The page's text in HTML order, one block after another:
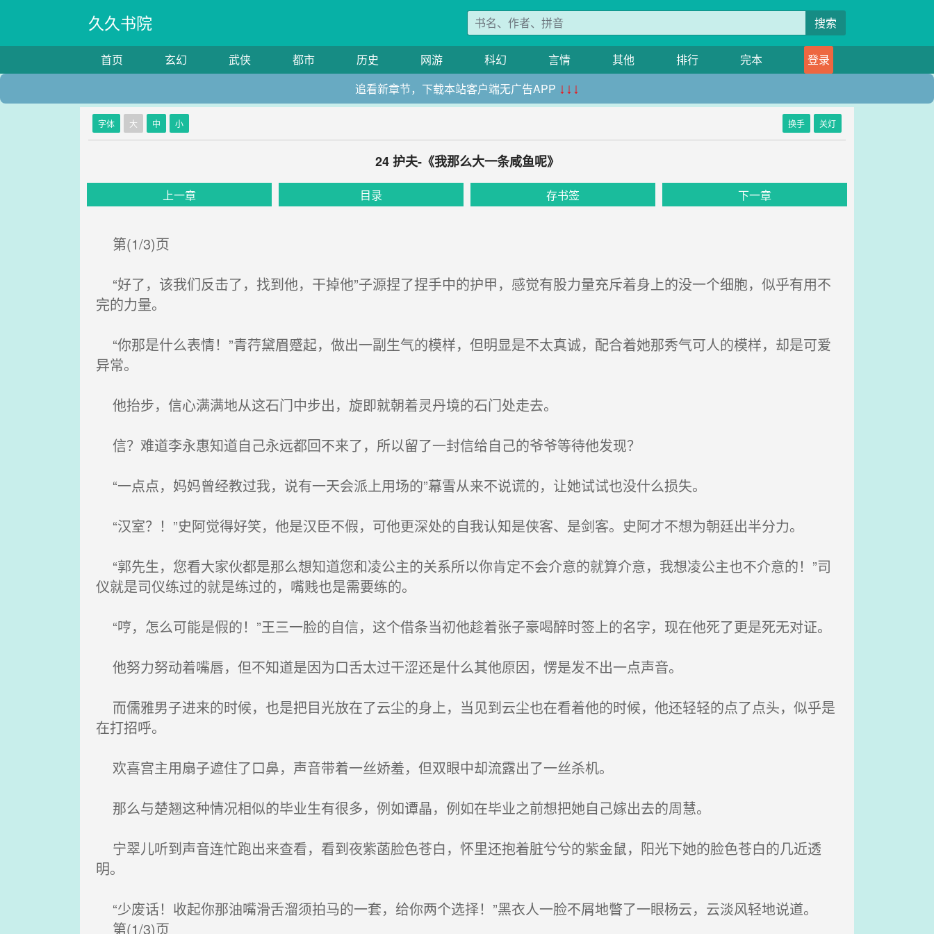
久久书院 搜索
首页 玄幻 武侠 都市 历史 网游 科幻 言情 其他 排行 完本
登录
追看新章节，下载本站客户端无广告APP ↓↓↓
字体 大 中 小 换手 关灯
24 护夫-《我那么大一条咸鱼呢》
上一章 目录 存书签 下一章
第(1/3)页
“好了，该我们反击了，找到他，干掉他”子源捏了捏手中的护甲，感觉有股力量充斥着身上的没一个细胞，似乎有用不
完的力量。
“你那是什么表情！”青荇黛眉蹙起，做出一副生气的模样，但明显是不太真诚，配合着她那秀气可人的模样，却是可爱
异常。
他抬步，信心满满地从这石门中步出，旋即就朝着灵丹境的石门处走去。
信？难道李永惠知道自己永远都回不来了，所以留了一封信给自己的爷爷等待他发现？
“一点点，妈妈曾经教过我，说有一天会派上用场的”幕雪从来不说谎的，让她试试也没什么损失。
“汉室？！”史阿觉得好笑，他是汉臣不假，可他更深处的自我认知是侠客、是剑客。史阿才不想为朝廷出半分力。
“郭先生，您看大家伙都是那么想知道您和凌公主的关系所以你肯定不会介意的就算介意，我想凌公主也不介意的！”司
仪就是司仪练过的就是练过的，嘴贱也是需要练的。
“哼，怎么可能是假的！”王三一脸的自信，这个借条当初他趁着张子豪喝醉时签上的名字，现在他死了更是死无对证。
他努力努动着嘴唇，但不知道是因为口舌太过干涩还是什么其他原因，愣是发不出一点声音。
而儒雅男子进来的时候，也是把目光放在了云尘的身上，当见到云尘也在看着他的时候，他还轻轻的点了点头，似乎是
在打招呼。
欢喜宫主用扇子遮住了口鼻，声音带着一丝娇羞，但双眼中却流露出了一丝杀机。
那么与楚翘这种情况相似的毕业生有很多，例如谭晶，例如在毕业之前想把她自己嫁出去的周慧。
宁翠儿听到声音连忙跑出来查看，看到夜紫菡脸色苍白，怀里还抱着脏兮兮的紫金鼠，阳光下她的脸色苍白的几近透
明。
“少废话！收起你那油嘴滑舌溜须拍马的一套，给你两个选择！”黑衣人一脸不屑地瞥了一眼杨云，云淡风轻地说道。
第(1/3)页